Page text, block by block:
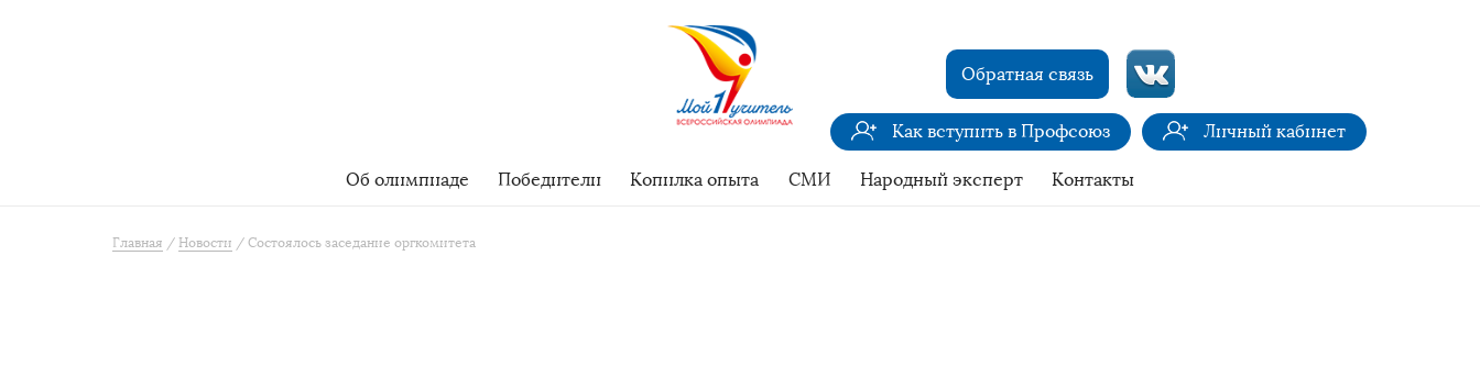
Обратная связь
Как вступить в Профсоюз Личный кабинет
Об олимпиаде Победители Копилка опыта СМИ Народный эксперт Контакты
Главная Новости Состоялось заседание оргкомитета